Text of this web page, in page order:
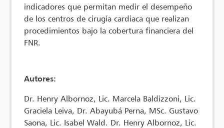
indicadores que permitan medir el desempeño
de los centros de cirugía cardiaca que realizan
procedimientos bajo la cobertura financiera del
FNR.
Autores:
Dr. Henry Albornoz, Lic. Marcela Baldizzoni, Lic.
Graciela Leiva, Dr. Abayubá Perna, MSc. Gustavo
Saona, Lic. Isabel Wald. Dr. Henry Albornoz, Lic.